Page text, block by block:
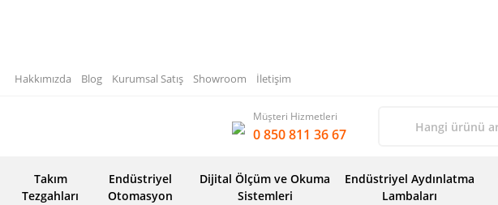
Hakkımızda Blog Kurumsal Satış Showroom İletişim
Müşteri Hizmetleri
0 850 811 36 67
Takım
Tezgahları
Endüstriyel
Otomasyon
Dijital Ölçüm ve Okuma
Sistemleri
Endüstriyel Aydınlatma
Lambaları